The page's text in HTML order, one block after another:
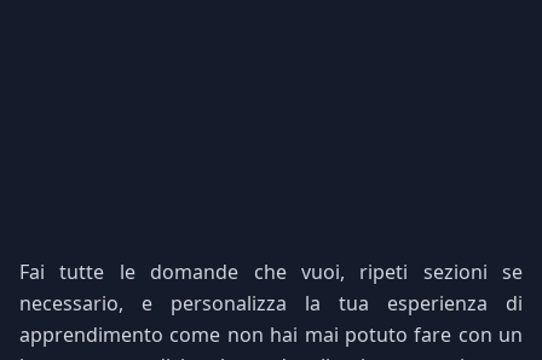
Fai tutte le domande che vuoi, ripeti sezioni se
necessario, e personalizza la tua esperienza di
apprendimento come non hai mai potuto fare con un